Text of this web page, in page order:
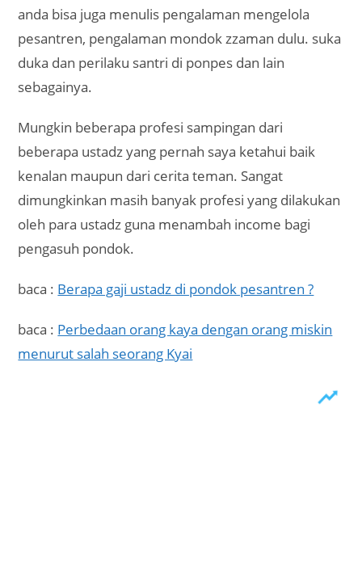
anda bisa juga menulis pengalaman mengelola
pesantren, pengalaman mondok zzaman dulu. suka
duka dan perilaku santri di ponpes dan lain
sebagainya.
Mungkin beberapa profesi sampingan dari
beberapa ustadz yang pernah saya ketahui baik
kenalan maupun dari cerita teman. Sangat
dimungkinkan masih banyak profesi yang dilakukan
oleh para ustadz guna menambah income bagi
pengasuh pondok.
baca : Berapa gaji ustadz di pondok pesantren ?
baca : Perbedaan orang kaya dengan orang miskin
menurut salah seorang Kyai